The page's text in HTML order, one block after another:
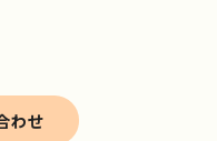
わせ